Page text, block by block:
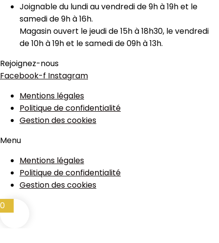
Joignable du lundi au vendredi de 9h à 19h et le
samedi de 9h à 16h.
Magasin ouvert le jeudi de 15h à 18h30, le vendredi
de 10h à 19h et le samedi de 09h à 13h.
Rejoignez-nous
Facebook-f Instagram
Mentions légales
Politique de confidentialité
Gestion des cookies
Menu
Mentions légales
Politique de confidentialité
Gestion des cookies
0